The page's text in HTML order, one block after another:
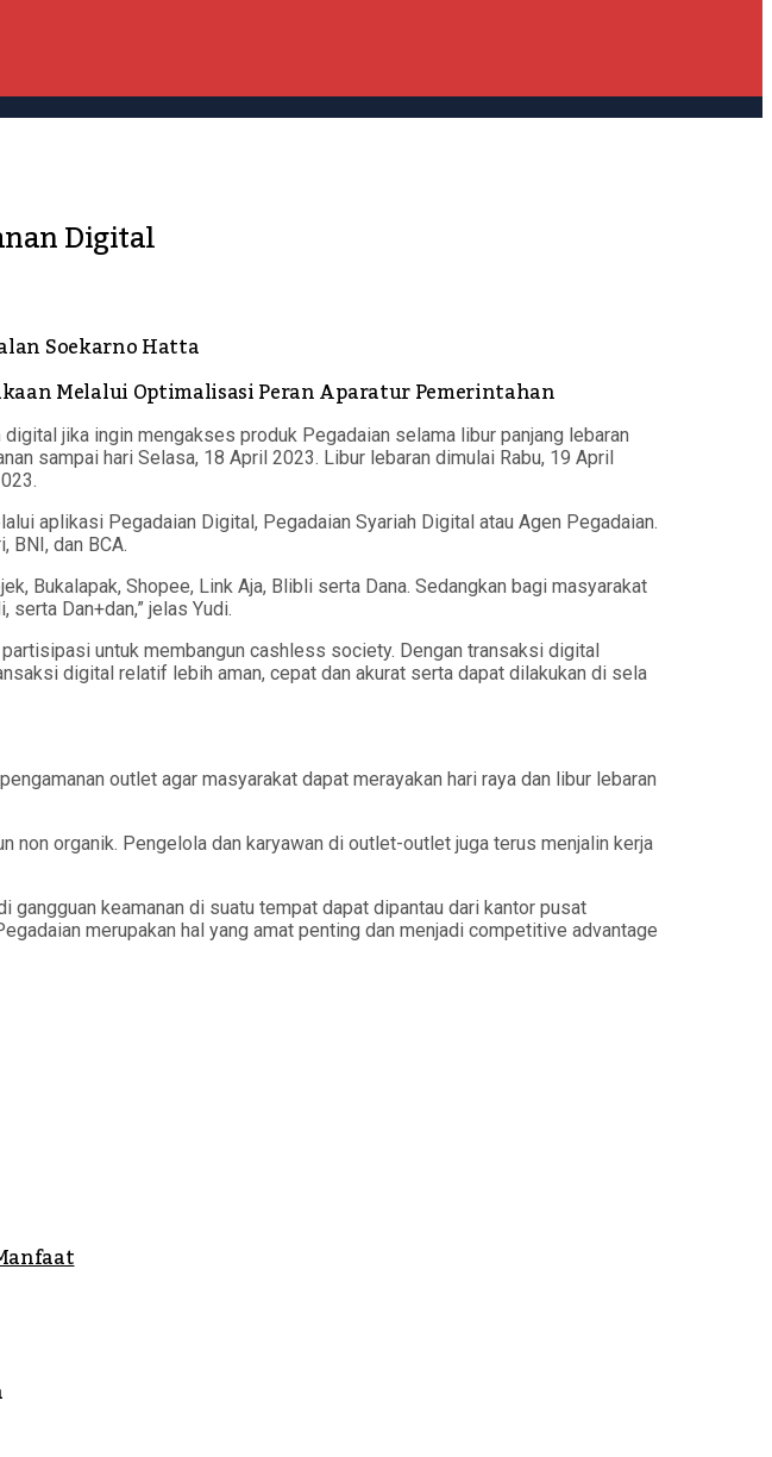
Digital
Soekarno Hatta
Melalui Optimalisasi Peran Aparatur Pemerintahan
jika ingin mengakses produk Pegadaian selama libur panjang lebaran
sampai hari Selasa, 18 April 2023. Libur lebaran dimulai Rabu, 19 April
aplikasi Pegadaian Digital, Pegadaian Syariah Digital atau Agen Pegadaian.
BNI, dan BCA.
Bukalapak, Shopee, Link Aja, Blibli serta Dana. Sedangkan bagi masyarakat
Dan+dan,” jelas Yudi.
untuk membangun cashless society. Dengan transaksi digital
digital relatif lebih aman, cepat dan akurat serta dapat dilakukan di sela
outlet agar masyarakat dapat merayakan hari raya dan libur lebaran
non organik. Pengelola dan karyawan di outlet-outlet juga terus menjalin kerja
keamanan di suatu tempat dapat dipantau dari kantor pusat
merupakan hal yang amat penting dan menjadi competitive advantage